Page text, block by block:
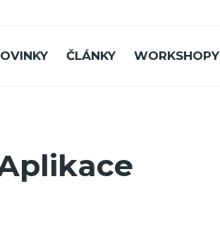
ČLÁNKY WORKSHOPY